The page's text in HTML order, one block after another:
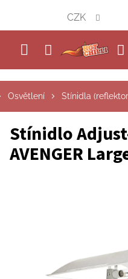
obsah
CZK
Osvětlení Stínidla
Stínidlo
AVENGER